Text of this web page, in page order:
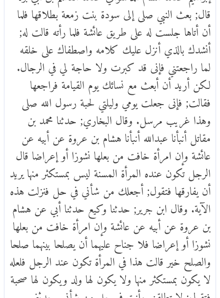
قال; بعث النبي صلى إلى سودة بنت زمعة بطلاقها فلما
أن أتاها جلست له على طريق عائشة فلما رأته قالت له;
أنشدك بالذي أنزل عليك كلامه واصطفاك على خلقه
لما راجعتني فإنى قد كبرت ولا حاجة لي في الرجال.
لكن أريد أن أبعث مع نسائك يوم القيامة فراجعها
فقالت; فإنى جعلت يومي وليلتي لحبة رسول الله صلى
وهذا غريب مرسل. وقال البخاري; حدثنا محمد بن
مقاتل أنبأنا عبدالله أنبأنا هشام بن عروة عن أبيه عن
عائشة وإن امرأة خافت من بعلها نشوزا أو إعراضا قال
الرجل تكون عنده المرأة المسنة ليس بمستكثر منها يريد
أن يفارقها فتقول; أجعلك من شأني في حل فنزلت هذه
الآية. وقال ابن جرير; حدثنا وكيع حدثنا أبي عن هشام
بن عروة عن أبيه عن عائشة وإن امرأة خافت من بعلها
نشوزا أو إعراضا فلا جناح عليهما أن يصلحا بينهما صلحا
والصلح خير قالت هذا في المرأة تكون عند الرجل فلعله
لا يكون بمستكثر منها ولا يكون لها ولد ويكون لها صحبة